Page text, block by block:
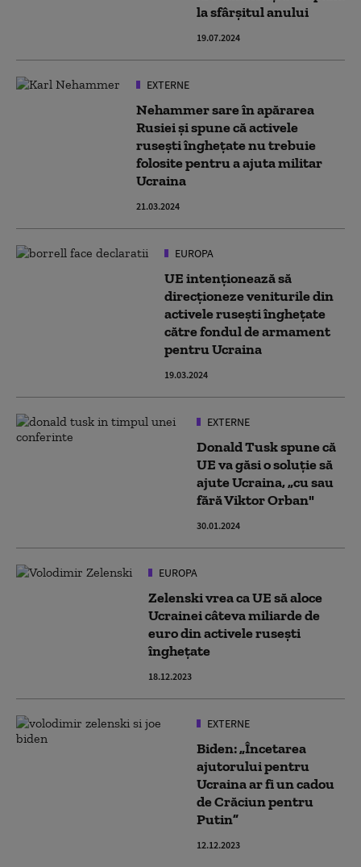
la sfârșitul anului
19.07.2024
EXTERNE
Nehammer sare în apărarea
Rusiei și spune că activele
rusești înghețate nu trebuie
folosite pentru a ajuta militar
Ucraina
21.03.2024
EUROPA
UE intenţionează să
direcționeze veniturile din
activele ruseşti îngheţate
către fondul de armament
pentru Ucraina
19.03.2024
EXTERNE
Donald Tusk spune că
UE va găsi o soluţie să
ajute Ucraina, „cu sau
fără Viktor Orban"
30.01.2024
EUROPA
Zelenski vrea ca UE să aloce
Ucrainei câteva miliarde de
euro din activele ruseşti
îngheţate
18.12.2023
EXTERNE
Biden: „Încetarea
ajutorului pentru
Ucraina ar fi un cadou
de Crăciun pentru
Putin”
12.12.2023